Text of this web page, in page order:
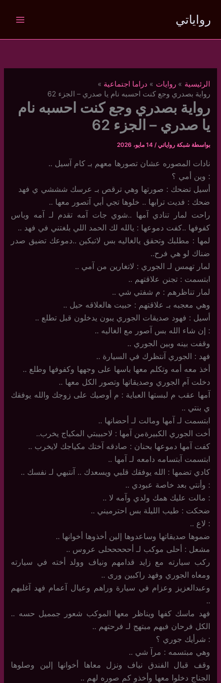
المحتوى
رواياتي
الرئيسية روايات
دراما اجتماعية
رواية بصدري وجع كنت احسبه نام يا صدري – الجزء 62
رواية بصدري وجع كنت احسبه نام
يا صدري – الجزء 62
بواسطة شبكة رواياتي/14 مايو، 2026
نادات المصوره عشان تصورها معهم بـ كام آسيل ..
: وين أمي ؟
أسيل تضحك : صورتها وهي ترقص بـ عرسك شششي ي فهد
ضحك : فديت ترابها .. خلوها تجي أبي آتصور معها ..
راحت لمار تنادي آمها ..شوي جات آمه تقدم لـ آمه وباس
كفوفها ..كفت دموعها : يالله لك الحمد اللي بلغتني في فهد ..
لمها : مطلبك وتحقق يالغاليه بس لاتبكين ..دموعك تضيق صدر
ضناك لو هي فرح..
لمار تهمس لـ الجوري : لاتغارين من آمي ..
ابتسمت : تجنن علاقتهم ..
لمار تناظرهم : م شفتي شي ..
وهي معجبه بـ علاقتهم : حبيت هالعلاقه حيل ..
أسيل : فهود صديقات الجوري يبون يدخلون قبل تطلع ..
: إن شاء الله بس آصور مع الغاليه ..
وقفت بينه وبين الجوري ..
فهد : الجوري آنتظرك في السيارة ..
أخذ معه أمه وتكلم معها باسها على وجهها وكفوفها وطلع ..
دخلت آم الجوري وصديقاتها وتصور الكل معها ..
آمها عقب م لبستها العباية : م أوصيك على زوجك والله يوفقك
ي بنتي ..
ابتسمت لـ آمها ومالت لـ أحضانها ..
أخت الجوري الكبيرةمن آمها : لاحبيبتي المكياج يخرب..
كفت آمها دموعها بحنان : صادقه آختك مكياجك لايخرب ..
ابتسمت آبتسامه دامعه لـ آمها ..
كادي تضمها : الله يوفقك قلبي ويسعدك .. آنتبهي لـ نفسك ..
: وأنتي بعد خاصة عبودي ..
: مالت عليك همك ولدي وآمه لا ..
ضحكت : طيب الليلة بس احترميني ..
: لاع ..
ضموها صديقاتها وساعدوها إلين أخذوها أخوانها ..
مشعل : أحلى موكب لـ أحححححلى عروس ..
ركب سيارته مع زايد قدامهم ونياف وولد أخته في سيارته
ومعاه الجوري وفهد راكبين ورى ..
وعبدالعزيز وعزام في سيارة وراهم وعيال آعمام فهد آغلبهم
..
فهد ماسك كفها ويناظر معها الموكب شعور جمميل حسه ..
الكل فرحان فيهم مبتهج لـ فرحتهم ..
: شرأيك جوري ؟
وهي مبتسمه : مرآ شي ..
وقف قبال الفندق نياف ونزل معاها أخوانها إلين وصلوها
الجناج دخلوا معها وأخذو كم صوره لهم ..